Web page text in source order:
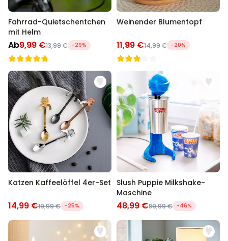
Fahrrad-Quietschentchen
mit Helm
Ab9,99 €13,99 € -29%
Weinender Blumentopf
11,99 €14,99 € -20%
Katzen Kaffeelöffel 4er-Set
14,99 €19,99 € -25%
Slush Puppie Milkshake-
Maschine
48,99 €89,99 € -46%